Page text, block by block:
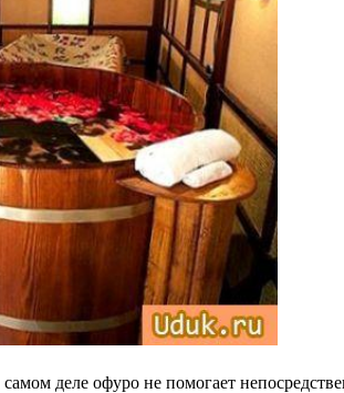
деле офуро не помогает